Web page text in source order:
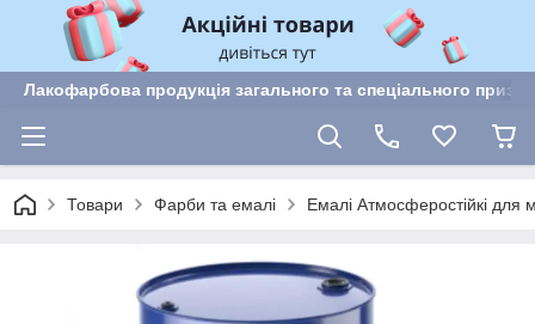
Лакофарбова продукція загального та спеціального
Товари Фарби та емалі Емалі Атмосферостійкі для